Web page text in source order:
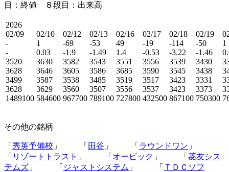
目：終値 ８段目：出来高
2026
02/09
-
-
3520
3628
3499
3628
1489100
02/10
1
0.03
3630
3646
3587
3629
584600
02/12
-69
-1.9
3582
3605
3538
3560
967700
02/13
-53
-1.49
3543
3586
3485
3507
789100
02/16
49
1.4
3551
3685
3519
3556
727800
02/17
-19
-0.53
3556
3590
3517
3537
432500
02/18
-114
-3.22
3539
3545
3423
3423
867100
02/19
-50
-1.46
3430
3438
3331
3373
750300
1
その他の銘柄
「 秀英予備校 」 「 田谷 」 「 ラウンドワン 」
「 リゾートトラスト 」 「 オービック 」 「 菱友シス
テムズ 」 「 ジャストシステム 」 「 ＴＤＣソフ